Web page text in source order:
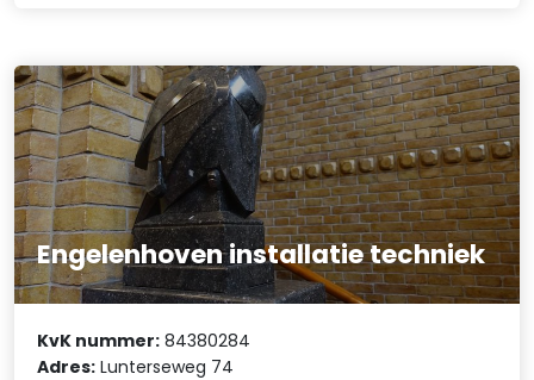
Engelenhoven installatie techniek
KvK nummer: 84380284
Adres: Lunterseweg 74